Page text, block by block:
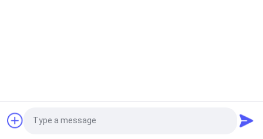
2 Möglichkeits-
Pneumatisches Fordern Sie ein Angebot